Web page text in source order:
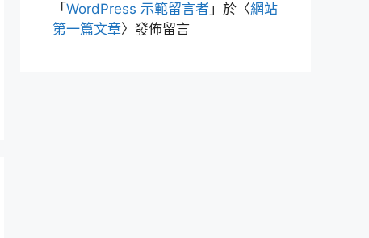
「 WordPress 示範留言者 」於〈網站
第一篇文章〉發佈留言